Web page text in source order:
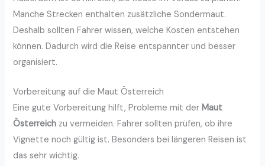
Manche Strecken enthalten zusätzliche Sondermaut.
Deshalb sollten Fahrer wissen, welche Kosten entstehen
können. Dadurch wird die Reise entspannter und besser
organisiert.
Vorbereitung auf die Maut Österreich
Eine gute Vorbereitung hilft, Probleme mit derMaut
Österreich zu vermeiden. Fahrer sollten prüfen, ob ihre
Vignette noch gültig ist. Besonders bei längeren Reisen ist
das sehr wichtig.